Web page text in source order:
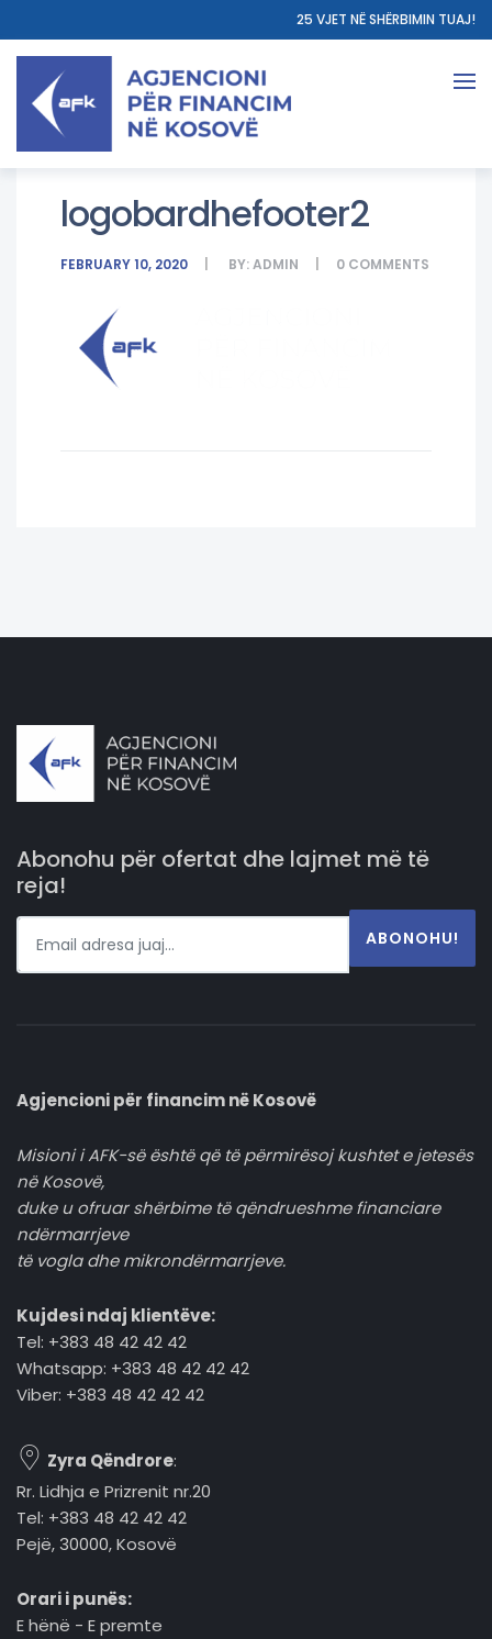
25 VJET NË SHËRBIMIN TUAJ!
logobardhefooter2
FEBRUARY 10, 2020 BY:ADMIN 0 COMMENTS
Abonohu për ofertat dhe lajmet më të
reja!
ABONOHU!
Agjencioni për financim në Kosovë
Misioni i AFK-së është që të përmirësoj kushtet e jetesës
në Kosovë,
duke u ofruar shërbime të qëndrueshme financiare
ndërmarrjeve
të vogla dhe mikrondërmarrjeve.
Kujdesi ndaj klientëve:
Tel: +383 48 42 42 42
Whatsapp: +383 48 42 42 42
Viber: +383 48 42 42 42
Zyra Qëndrore:
Rr. Lidhja e Prizrenit nr.20
Tel: +383 48 42 42 42
Pejë, 30000, Kosovë
Orari i punës:
E hënë - E premte